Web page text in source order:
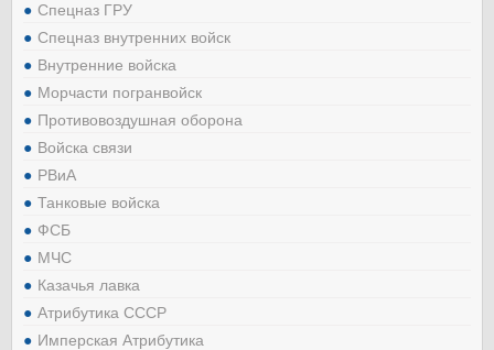
Спецназ ГРУ
Спецназ внутренних войск
Внутренние войска
Морчасти погранвойск
Противовоздушная оборона
Войска связи
РВиА
Танковые войска
ФСБ
МЧС
Казачья лавка
Атрибутика СССР
Имперская Атрибутика